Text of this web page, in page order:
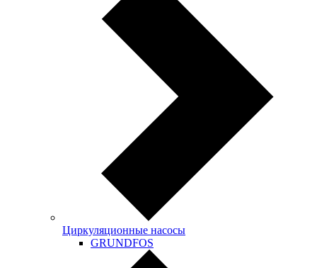
Циркуляционные насосы
GRUNDFOS